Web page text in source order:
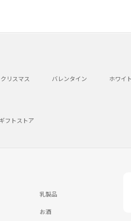
クリスマス バレンタイン ホワイ
フトストア
乳製品
お酒